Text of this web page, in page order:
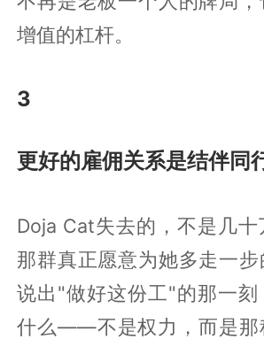
增值的杠杆。
3
更好的雇佣关系是结伴同
Doja Cat失去的，不是几
那群真正愿意为她多走一
说出"做好这份工"的那一刻
什么——不是权力，而是那